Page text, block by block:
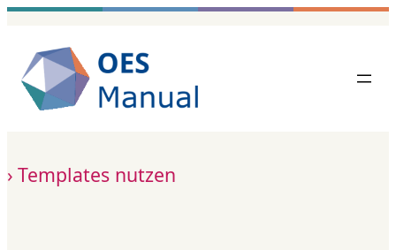
Zum
springen
Templates nutzen